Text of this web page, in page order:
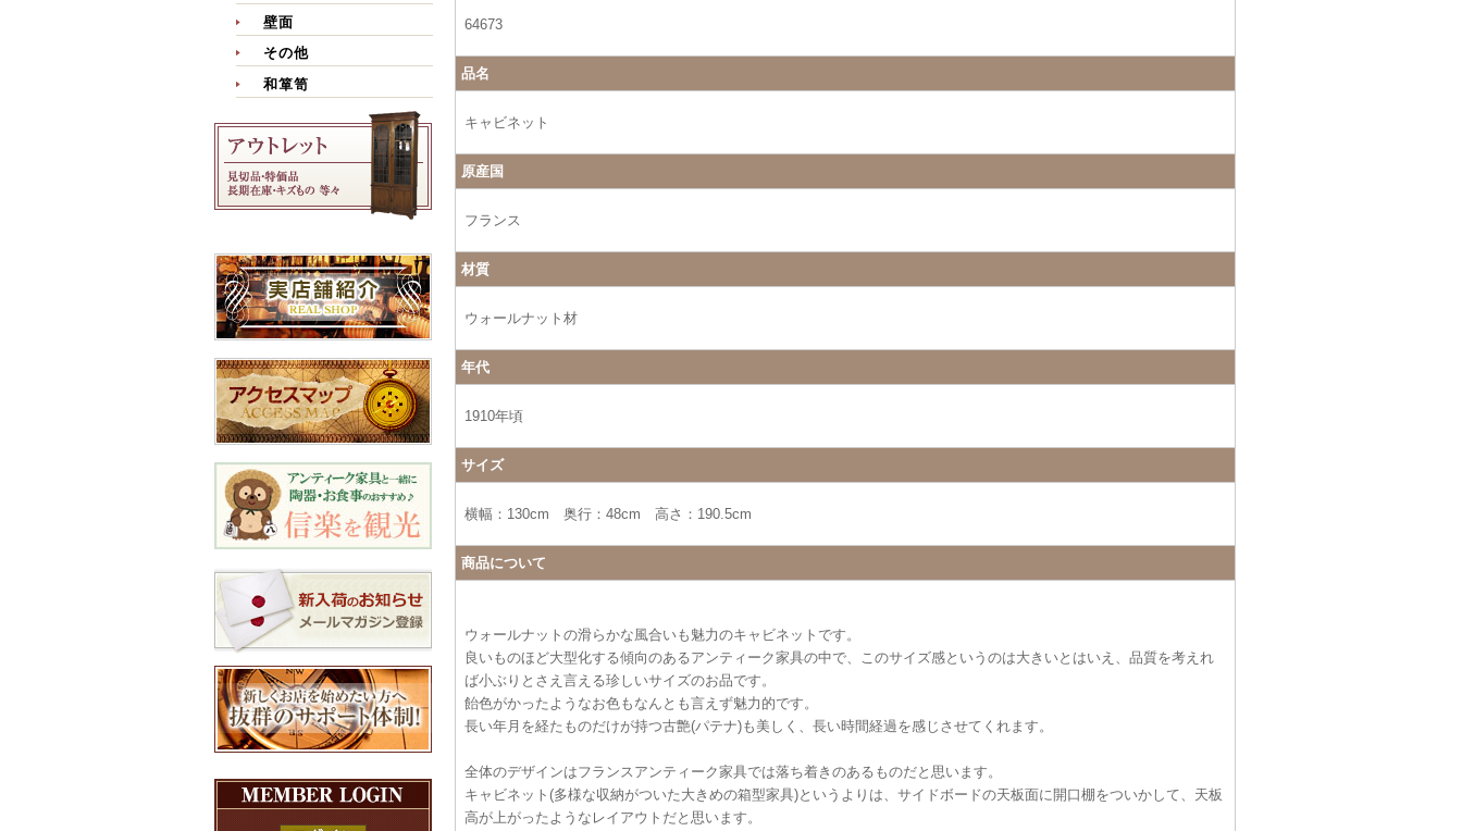
壁面
その他
和箪笥
64673
品名
キャビネット
原産国
フランス
材質
ウォールナット材
年代
1910年頃
サイズ
横幅：130cm 奥行：48cm 高さ：190.5cm
商品について
ウォールナットの滑らかな風合いも魅力のキャビネットです。
良いものほど大型化する傾向のあるアンティーク家具の中で、このサイズ感というのは大きいとはいえ、品質を考えれ
ば小ぶりとさえ言える珍しいサイズのお品です。
飴色がかったようなお色もなんとも言えず魅力的です。
長い年月を経たものだけが持つ古艶(パテナ)も美しく、長い時間経過を感じさせてくれます。
全体のデザインはフランスアンティーク家具では落ち着きのあるものだと思います。
キャビネット(多様な収納がついた大きめの箱型家具)というよりは、サイドボードの天板面に開口棚をついかして、天板
高が上がったようなレイアウトだと思います。